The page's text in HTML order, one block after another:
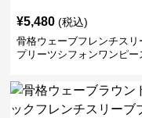
¥5,480 (税込)
骨格ウェーブフレンチスリ
プリーツシフォンワンピー